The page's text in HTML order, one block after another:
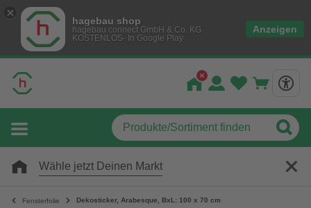
hagebau shop
hagebau connect GmbH & Co. KG
KOSTENLOS- In Google Play
Anzeigen
Wähle jetzt Deinen Markt
Fensterfolie Dekosticker, Arabesque, BxL: 100 x 70 cm